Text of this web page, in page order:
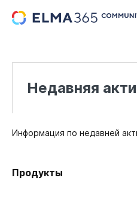
...
Недавняя
Информация по недавней
Продукты